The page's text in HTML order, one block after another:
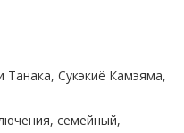
Сукэкиё Камэяма,
семейный,